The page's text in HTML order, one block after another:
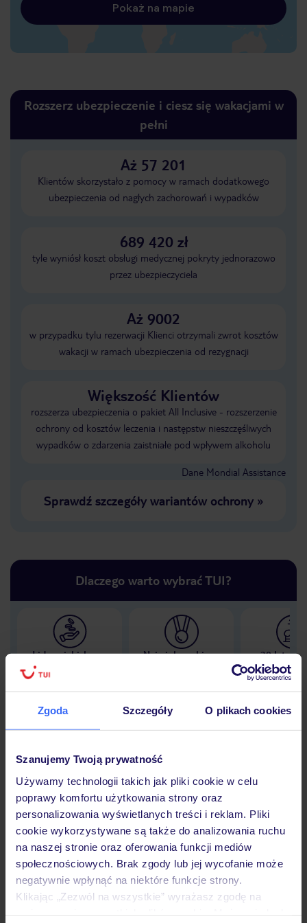
Zgoda Szczegóły O plikach cookies
Szanujemy Twoją prywatność
Używamy technologii takich jak pliki cookie w celu
poprawy komfortu użytkowania strony oraz
personalizowania wyświetlanych treści i reklam. Pliki
cookie wykorzystywane są także do analizowania ruchu
na naszej stronie oraz oferowania funkcji mediów
społecznościowych. Brak zgody lub jej wycofanie może
negatywnie wpłynąć na niektóre funkcje strony.
Klikając „Zezwól na wszystkie” wyrażasz zgodę na
Pokaż na mapie
Rozszerz ubezpieczenie i ciesz się wakacjami w
pełni
Aż 57 201
Klientów skorzystało z pomocy w ramach dodatkowego
ubezpieczenia od nagłych zachorowań i wypadków
689 420 zł
tyle wyniósł koszt obsługi medycznej pokryty jednorazowo
przez ubezpieczyciela
Aż 9002
w przypadku tylu rezerwacji Klienci otrzymali zwrot kosztów
wakacji w ramach ubezpieczenia od rezygnacji
Większość Klientów
rozszerza ubezpieczenia o pakiet All Inclusive - rozszerzenie
ochrony od kosztów leczenia i następstw nieszczęśliwych
wypadków o zdarzenia zaistniałe pod wpływem alkoholu
Dane Mondial Assistance
Sprawdź szczegóły wariantów ochrony»
Dlaczego warto wybrać TUI?
Lider niskich cen
Największe biuro
30 lat w
Hotel
Opinie
Pokoje